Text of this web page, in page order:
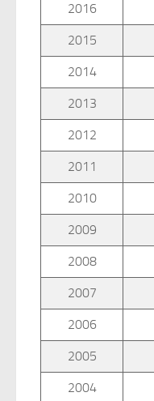
2016
2015
2014
2013
2012
2011
2010
2009
2008
2007
2006
2005
2004